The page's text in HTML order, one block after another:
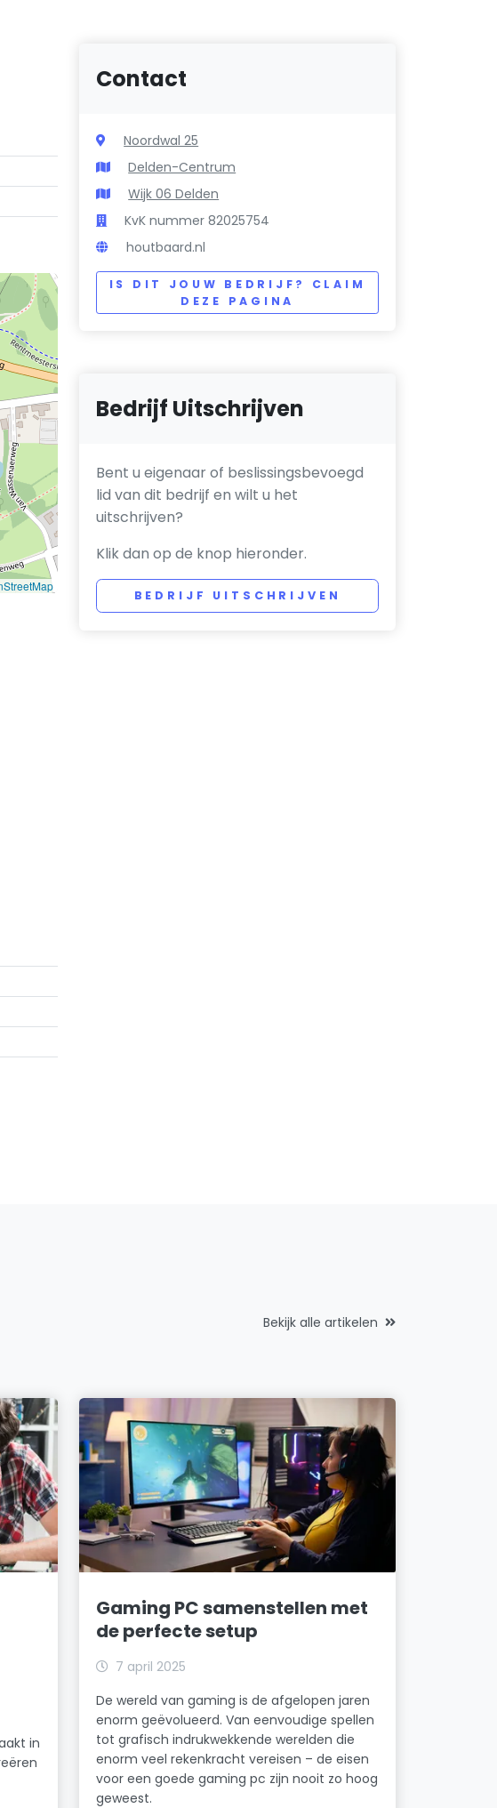
Contact
Noordwal 25
Delden-Centrum
Wijk 06 Delden
KvK nummer 82025754
houtbaard.nl
IS DIT JOUW BEDRIJF? CLAIM
DEZE PAGINA
Bedrijf Uitschrijven
Bent u eigenaar of beslissingsbevoegd
lid van dit bedrijf en wilt u het
uitschrijven?
Klik dan op de knop hieronder.
BEDRIJF UITSCHRIJVEN
Bekijk alle artikelen
in
Gaming PC samenstellen met
de perfecte setup
7 april 2025
De wereld van gaming is de afgelopen jaren
enorm geëvolueerd. Van eenvoudige spellen
tot grafisch indrukwekkende werelden die
enorm veel rekenkracht vereisen – de eisen
voor een goede gaming pc zijn nooit zo hoog
geweest.